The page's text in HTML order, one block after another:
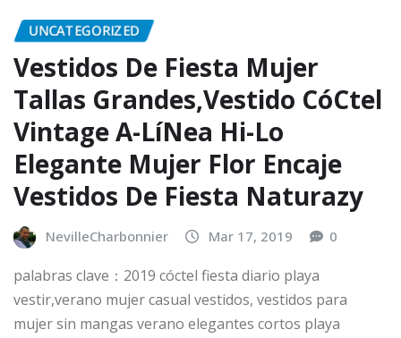
UNCATEGORIZED
Vestidos De Fiesta Mujer
Tallas Grandes,Vestido CóCtel
Vintage A-LíNea Hi-Lo
Elegante Mujer Flor Encaje
Vestidos De Fiesta Naturazy
NevilleCharbonnier Mar 17, 2019 0
palabras clave：2019 cóctel fiesta diario playa
vestir,verano mujer casual vestidos, vestidos para
mujer sin mangas verano elegantes cortos playa